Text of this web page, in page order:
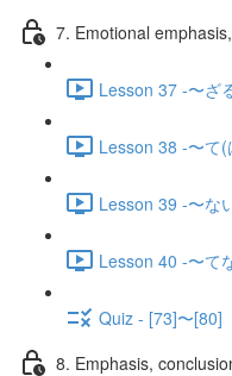
7. Emotional
Lesson 37 -〜ざ
Lesson 38 -〜て
Lesson 39 -〜な
Lesson 40 -〜て
Quiz - [73]〜[80]
8. Emphasis,